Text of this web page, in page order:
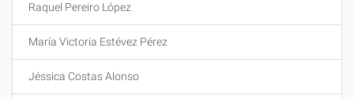
Raquel Pereiro López
María Victoria Estévez Pérez
Jéssica Costas Alonso